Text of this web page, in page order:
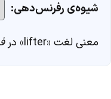
شیوه‌ی رفرنس‌دهی:
معنی لغت «lifter» در